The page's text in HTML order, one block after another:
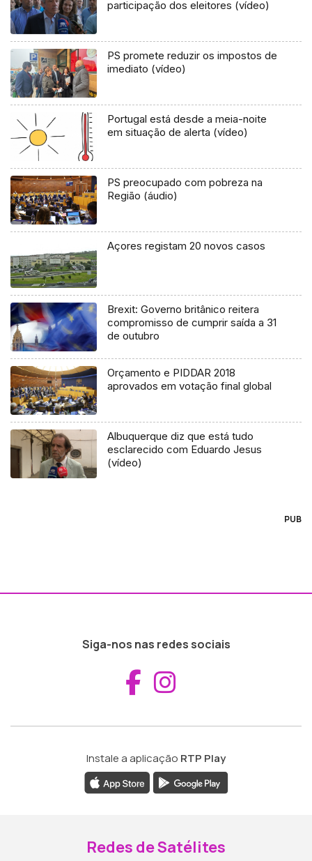
participação dos eleitores (vídeo)
PS promete reduzir os impostos de
imediato (vídeo)
Portugal está desde a meia-noite
em situação de alerta (vídeo)
PS preocupado com pobreza na
Região (áudio)
Açores registam 20 novos casos
Brexit: Governo britânico reitera
compromisso de cumprir saída a 31
de outubro
Orçamento e PIDDAR 2018
aprovados em votação final global
Albuquerque diz que está tudo
esclarecido com Eduardo Jesus
(vídeo)
PUB
Siga-nos nas redes sociais
Aceder ao
Instale a aplicação RTP Play
Redes de Satélites